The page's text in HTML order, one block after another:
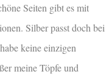
Seiten gibt es mit
Silber passt doch bei
keine einzigen
meine Töpfe und